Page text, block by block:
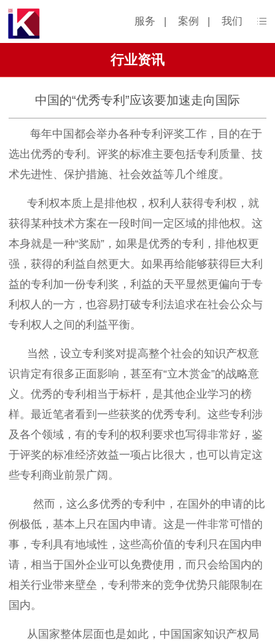
服务 | 案例 | 我们
行业资讯
中国的“优秀专利”应该要加速走向国际
每年中国都会举办各种专利评奖工作，目的在于
选出优秀的专利。评奖的标准主要包括专利质量、技
术先进性、保护措施、社会效益等几个维度。
专利权本质上是排他权，权利人获得专利权，就
获得某种技术方案在一段时间一定区域的排他权。这
本身就是一种“奖励”，如果是优秀的专利，排他权更
强，获得的利益自然更大。如果再给能够获得巨大利
益的专利加一份专利奖，利益的天平显然更偏向于专
利权人的一方，也容易打破专利法追求在社会公众与
专利权人之间的利益平衡。
当然，设立专利奖对提高整个社会的知识产权意
识肯定有很多正面影响，甚至有“立木赏金”的战略意
义。优秀的专利相当于标杆，是其他企业学习的榜
样。最近笔者看到一些获奖的优秀专利。这些专利涉
及各个领域，有的专利的权利要求也写得非常好，鉴
于评奖的标准经济效益一项占比很大，也可以肯定这
些专利商业前景广阔。
然而，这么多优秀的专利中，在国外的申请的比
例极低，基本上只在国内申请。这是一件非常可惜的
事，专利具有地域性，这些高价值的专利只在国内申
请，相当于国外企业可以免费使用，而只会给国内的
相关行业带来壁垒，专利带来的竞争优势只能限制在
国内。
从国家整体层面也是如此，中国国家知识产权局